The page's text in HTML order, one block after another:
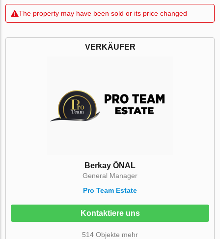
The property may have been sold or its price changed
VERKÄUFER
Berkay ÖNAL
General Manager
Pro Team Estate
Kontaktiere uns
514 Objekte mehr